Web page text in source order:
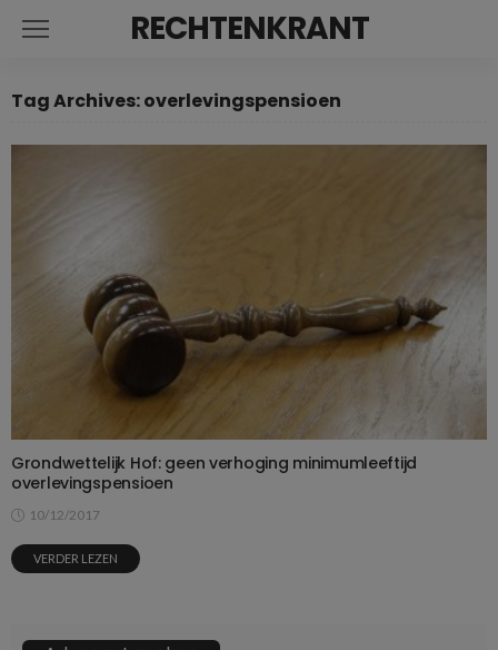
RECHTENKRANT
Tag Archives: overlevingspensioen
Grondwettelijk Hof: geen verhoging minimumleeftijd
overlevingspensioen
10/12/2017
VERDER LEZEN